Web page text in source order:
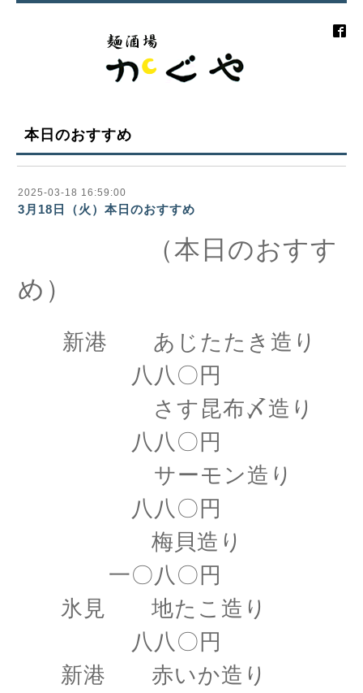
本日のおすすめ
2025-03-18 16:59:00
3月18日（火）本日のおすすめ
（本日のおすす
め）
新港 あじたたき造り
八八〇円
さす昆布〆造り
八八〇円
サーモン造り
八八〇円
梅貝造り
一〇八〇円
氷見 地たこ造り
八八〇円
新港 赤いか造り